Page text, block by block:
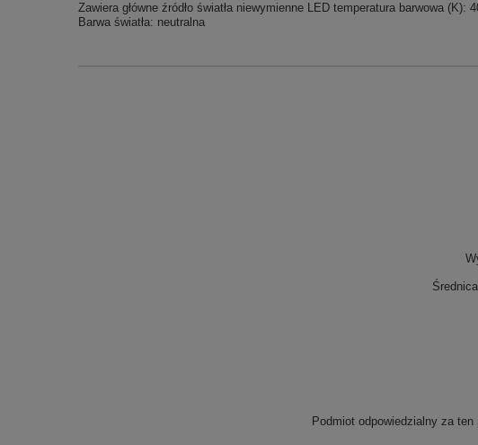
Zawiera główne źródło światła niewymienne LED temperatura barwowa
Barwa światła: neutralna
Podmiot odpowiedzialny za